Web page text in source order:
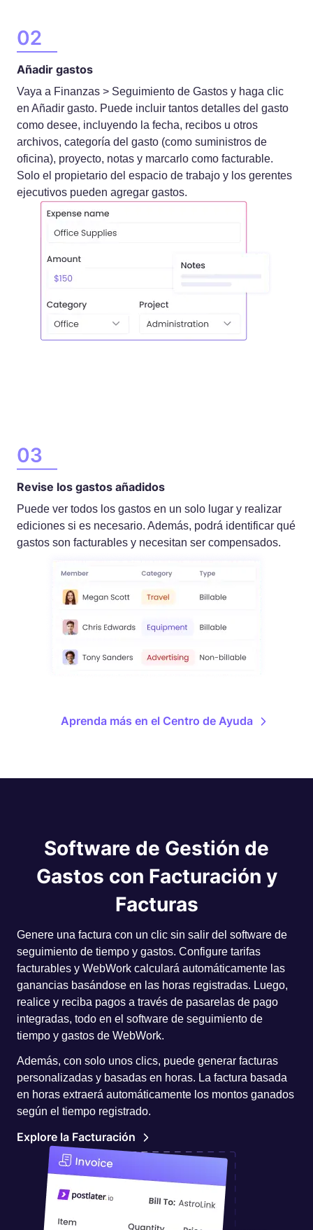
Añadir gastos
Vaya a Finanzas > Seguimiento de Gastos y haga clic
en Añadir gasto. Puede incluir tantos detalles del gasto
como desee, incluyendo la fecha, recibos u otros
archivos, categoría del gasto (como suministros de
oficina), proyecto, notas y marcarlo como facturable.
Solo el propietario del espacio de trabajo y los gerentes
ejecutivos pueden agregar gastos.
Revise los gastos añadidos
Puede ver todos los gastos en un solo lugar y realizar
ediciones si es necesario. Además, podrá identificar qué
gastos son facturables y necesitan ser compensados.
Aprenda más en el Centro de Ayuda
Software de Gestión de
Gastos con Facturación y
Facturas
Genere una factura con un clic sin salir del software de
seguimiento de tiempo y gastos. Configure tarifas
facturables y WebWork calculará automáticamente las
ganancias basándose en las horas registradas. Luego,
realice y reciba pagos a través de pasarelas de pago
integradas, todo en el software de seguimiento de
tiempo y gastos de WebWork.
Además, con solo unos clics, puede generar facturas
personalizadas y basadas en horas. La factura basada
en horas extraerá automáticamente los montos ganados
según el tiempo registrado.
Explore la Facturación